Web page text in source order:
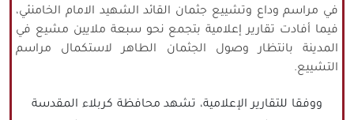
في مراسم وداع وتشييع جثمان القائد الشهيد الامام الخامنئي،
فيما أفادت تقارير إعلامية بتجمع نحو سبعة ملايين مشيع في
المدينة بانتظار وصول الجثمان الطاهر لاستكمال مراسم
التشييع.
ووفقا للتقارير الإعلامية، تشهد محافظة كربلاء المقدسة